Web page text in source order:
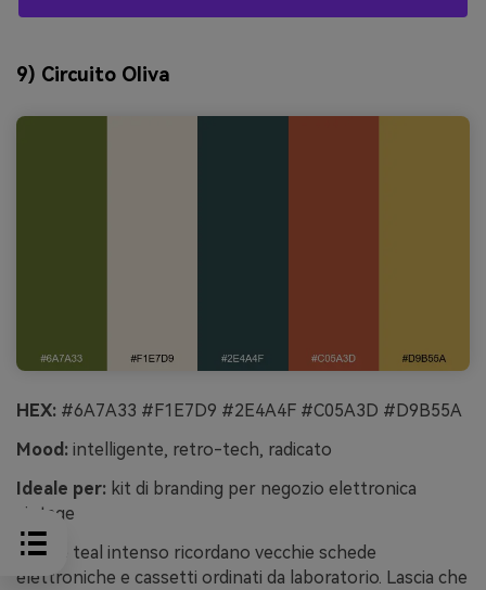
9) Circuito Oliva
HEX: #6A7A33 #F1E7D9 #2E4A4F #C05A3D #D9B55A
Mood: intelligente, retro-tech, radicato
Ideale per: kit di branding per negozio elettronica
vintage
Oliva e teal intenso ricordano vecchie schede
elettroniche e cassetti ordinati da laboratorio. Lascia che